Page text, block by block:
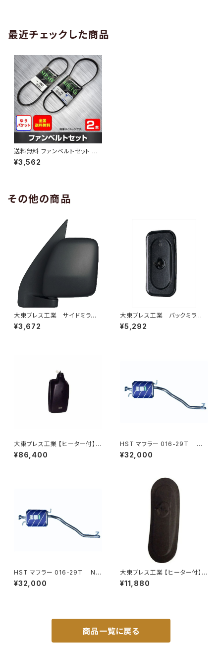
最近チェックした商品
送料無料 ファンベルトセット ス
バル サンバー 型式TT1 H16.0
4～H22.08 （国内トップメーカ
¥3,562
その他の商品
大東プレス工業 サイドミラー/
バックミラーダイハツ ハイゼッ
トカーゴ 左 06年～ DI-64
¥3,672
大東プレス工業 バックミラーH
400 ｺﾊﾞﾝ L005 黒 J08
330×170 DI-8B
¥5,292
大東プレス工業 【ヒーター付】ハ
イウェイリモコンミラー DI-722
1CXE
¥86,400
HST マフラー 016-29T コ
モ JVR2E26 イスズ 本体オー
ルステンレス 車検対応 純正同
¥32,000
HST マフラー 016-29T NV
350キャラバン VR2E26 ニッサ
ン 本体オールステンレス 車検
¥32,000
大東プレス工業 【ヒーター付】サ
イドミラー/バックミラー H40
0 ヒーター DI-8Z
¥11,880
商品一覧に戻る